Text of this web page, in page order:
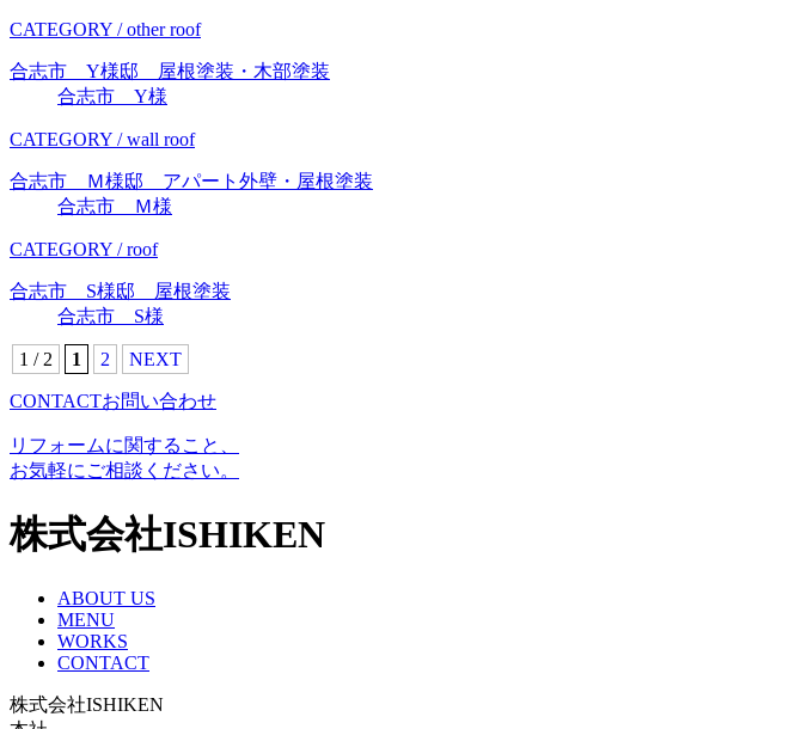
CATEGORY / other roof
合志市 Y様邸 屋根塗装・木部塗装
合志市 Y様
CATEGORY / wall roof
合志市 Ｍ様邸 アパート外壁・屋根塗装
合志市 Ｍ様
CATEGORY / roof
合志市 S様邸 屋根塗装
合志市 S様
1 / 2 1 2 NEXT
CONTACTお問い合わせ
リフォームに関すること、
お気軽にご相談ください。
株式会社ISHIKEN
ABOUT US
MENU
WORKS
CONTACT
株式会社ISHIKEN